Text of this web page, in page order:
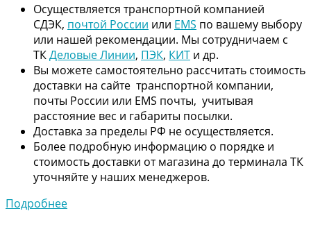
Осуществляется транспортной компанией
СДЭК, почтой России или EMS по вашему выбору
или нашей рекомендации. Мы сотрудничаем с
ТКДеловые Линии, ПЭК, КИТ и др.
Вы можете самостоятельно рассчитать стоимость
доставки на сайте транспортной компании,
почты России или EMS почты, учитывая
расстояние вес и габариты посылки.
Доставка за пределы РФ не осуществляется.
Более подробную информацию о порядке и
стоимость доставки от магазина до терминала ТК
уточняйте у наших менеджеров.
Подробнее